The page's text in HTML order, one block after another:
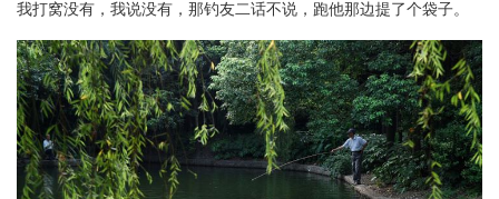
我打窝没有，我说没有，那钓友二话不说，跑他那边提了个袋子。